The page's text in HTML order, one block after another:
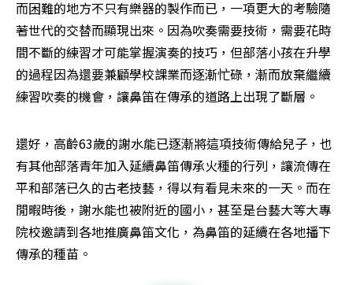
而困難的地方不只有樂器的製作而已，一項更大的考驗隨
著世代的交替而顯現出來。因為吹奏需要技術，需要花時
間不斷的練習才可能掌握演奏的技巧，但部落小孩在升學
的過程因為還要兼顧學校課業而逐漸忙碌，漸而放棄繼續
練習吹奏的機會，讓鼻笛在傳承的道路上出現了斷層。
還好，高齡63歲的謝水能已逐漸將這項技術傳給兒子，也
有其他部落青年加入延續鼻笛傳承火種的行列，讓流傳在
平和部落已久的古老技藝，得以有看見未來的一天。而在
閒暇時後，謝水能也被附近的國小，甚至是台藝大等大專
院校邀請到各地推廣鼻笛文化，為鼻笛的延續在各地播下
傳承的種苗。